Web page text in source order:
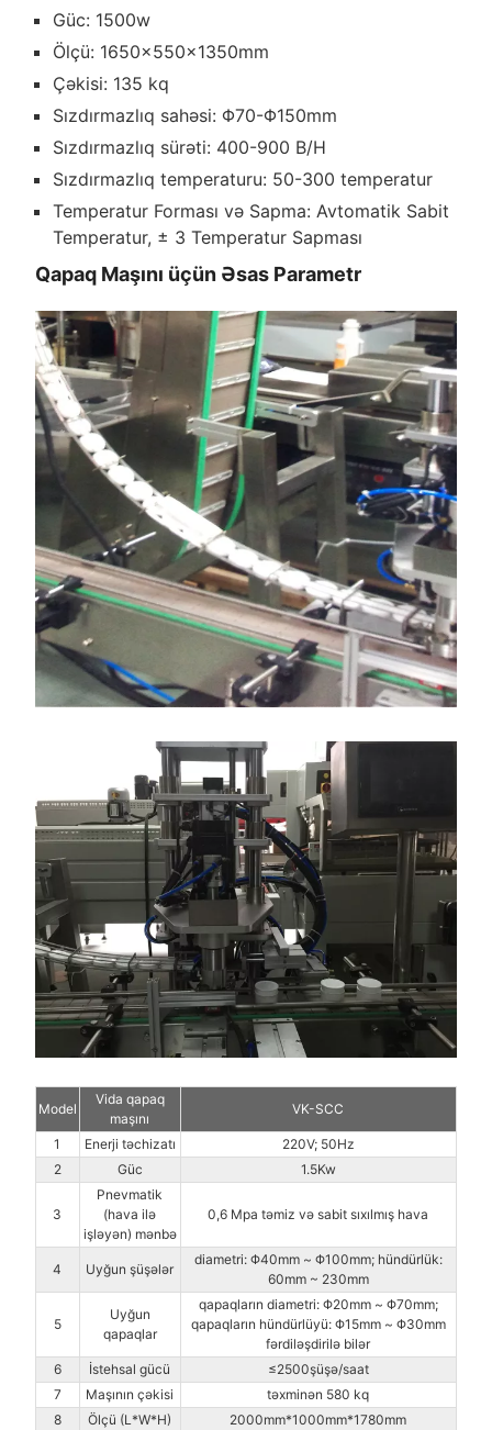
Güc: 1500w
Ölçü: 1650×550×1350mm
Çəkisi: 135 kq
Sızdırmazlıq sahəsi: Φ70-Φ150mm
Sızdırmazlıq sürəti: 400-900 B/H
Sızdırmazlıq temperaturu: 50-300 temperatur
Temperatur Forması və Sapma: Avtomatik Sabit
Temperatur, ± 3 Temperatur Sapması
Qapaq Maşını üçün Əsas Parametr
Model
Vida qapaq
maşını
VK-SCC
1 Enerji təchizatı
220V; 50Hz
2
Güc 1.5Kw
3
Pnevmatik
(hava ilə
işləyən) mənbə
0,6 Mpa təmiz və sabit sıxılmış hava
4 Uyğun şüşələr
diametri: Φ40mm ~ Φ100mm; hündürlük:
60mm ~ 230mm
5
Uyğun
qapaqlar
qapaqların diametri: Φ20mm ~ Φ70mm;
qapaqların hündürlüyü: Φ15mm ~ Φ30mm
fərdiləşdirilə bilər
6
İstehsal gücü
≤2500şüşə/saat
7
Maşının çəkisi
təxminən 580 kq
8
Ölçü (L*W*H) 2000mm*1000mm*1780mm